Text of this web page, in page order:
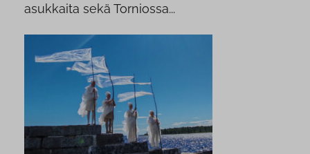
asukkaita sekä Torniossa...